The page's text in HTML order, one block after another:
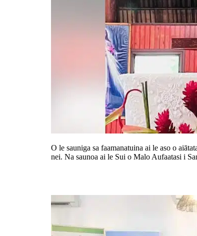
O le sauniga sa faamanatuina ai le aso o
nei. Na saunoa ai le Sui o Malo Aufaatasi i